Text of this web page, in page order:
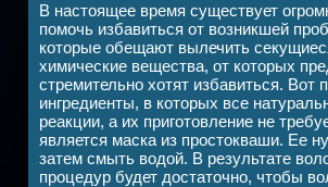
В настоящее время существует
помочь избавиться от возникшей
которые обещают вылечить
химические вещества, от которых
стремительно хотят избавиться.
ингредиенты, в которых все
реакции, а их приготовление не
является маска из простокваши. Ее
затем смыть водой. В результате
процедур будет достаточно, чтобы